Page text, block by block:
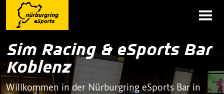
Sim Racing & eSports Bar
Koblenz
Willkommen in der Nürburgring eSports Bar in